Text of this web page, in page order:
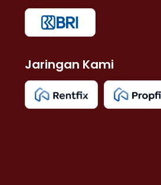
Jaringan Kami